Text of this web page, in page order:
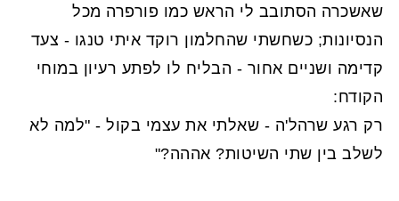
שאשכרה הסתובב לי הראש כמו פורפרה מכל
הנסיונות; כשחשתי שהחלמון רוקד איתי טנגו - צעד
קדימה ושניים אחור - הבליח לו לפתע רעיון במוחי
הקודח:
רק רגע שרהל'ה - שאלתי את עצמי בקול - "למה לא
לשלב בין שתי השיטות? אההה?"